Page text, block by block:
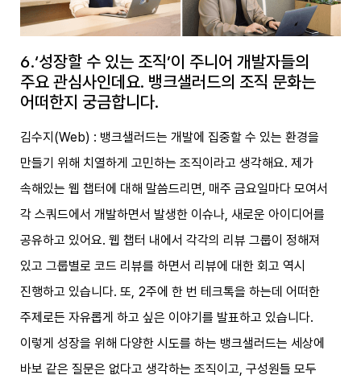
6.‘성장할 수 있는 조직’이 주니어 개발자들의
주요 관심사인데요. 뱅크샐러드의 조직 문화는
어떠한지 궁금합니다.
김수지(Web) : 뱅크샐러드는 개발에 집중할 수 있는 환경을
만들기 위해 치열하게 고민하는 조직이라고 생각해요. 제가
속해있는 웹 챕터에 대해 말씀드리면, 매주 금요일마다 모여서
각 스쿼드에서 개발하면서 발생한 이슈나, 새로운 아이디어를
공유하고 있어요. 웹 챕터 내에서 각각의 리뷰 그룹이 정해져
있고 그룹별로 코드 리뷰를 하면서 리뷰에 대한 회고 역시
진행하고 있습니다. 또, 2주에 한 번 테크톡을 하는데 어떠한
주제로든 자유롭게 하고 싶은 이야기를 발표하고 있습니다.
이렇게 성장을 위해 다양한 시도를 하는 뱅크샐러드는 세상에
바보 같은 질문은 없다고 생각하는 조직이고, 구성원들 모두